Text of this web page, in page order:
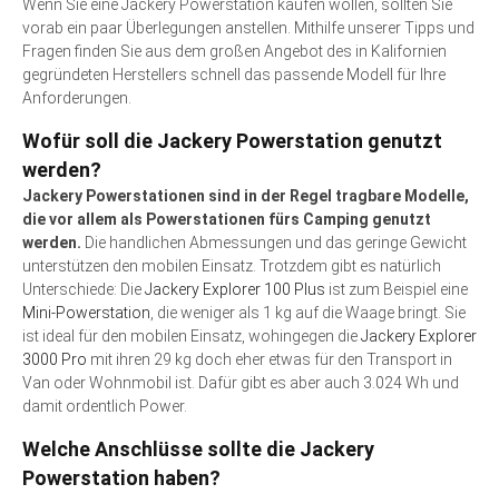
Wenn Sie eine Jackery Powerstation kaufen wollen, sollten Sie
vorab ein paar Überlegungen anstellen. Mithilfe unserer Tipps und
Fragen finden Sie aus dem großen Angebot des in Kalifornien
gegründeten Herstellers schnell das passende Modell für Ihre
Anforderungen.
Wofür soll die Jackery Powerstation genutzt
werden?
Jackery Powerstationen sind in der Regel tragbare Modelle,
die vor allem als Powerstationen fürs Camping genutzt
werden. Die handlichen Abmessungen und das geringe Gewicht
unterstützen den mobilen Einsatz. Trotzdem gibt es natürlich
Unterschiede: DieJackery Explorer 100 Plus ist zum Beispiel eine
Mini-Powerstation, die weniger als 1 kg auf die Waage bringt. Sie
ist ideal für den mobilen Einsatz, wohingegen dieJackery Explorer
3000 Pro mit ihren 29 kg doch eher etwas für den Transport in
Van oder Wohnmobil ist. Dafür gibt es aber auch 3.024 Wh und
damit ordentlich Power.
Welche Anschlüsse sollte die Jackery
Powerstation haben?